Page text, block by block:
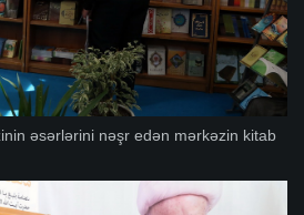
əsərlərini nəşr edən mərkəzin kitab